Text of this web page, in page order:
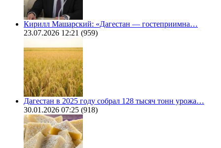
Кирилл Машарский: «Дагестан — гостеприимна…
23.07.2026 12:21 (959)
Дагестан в 2025 году собрал 128 тысяч тонн урожа…
30.01.2026 07:25 (918)